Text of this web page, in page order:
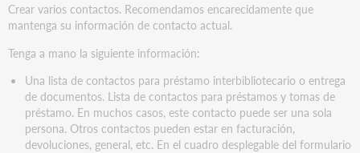
Crear varios contactos. Recomendamos encarecidamente que
mantenga su información de contacto actual.
Tenga a mano la siguiente información:
Una lista de contactos para préstamo interbibliotecario o entrega
de documentos. Lista de contactos para préstamos y tomas de
préstamo. En muchos casos, este contacto puede ser una sola
persona. Otros contactos pueden estar en facturación,
devoluciones, general, etc. En el cuadro desplegable del formulario